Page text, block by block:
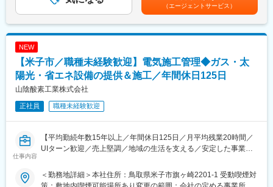
*対象施設：新築住宅、一般住宅リフォーム、古民家改修等
*対象エリア：鳥取県、島根県がメインですが、一部、山陽地方、
関東、関西、九州のオーダーが入ることがあります。その際は、
山陰酸素工業では、お客様一人ひとりのライフスタイルに合わせ
た住まいづくりを大切にしています。新築住宅だけでなく、住ま
き、建築技術者として多彩な経験を積める環境です。
（エージェントサービス）
NEW
【米子市／職種未経験歓迎】電気施工管理◆ガス・太
陽光・省エネ設備の提供＆施工／年間休日125日
山陰酸素工業株式会社
正社員 職種未経験歓迎
仕事内容
【平均勤続年数15年以上／年間休日125日／月平均残業20時間／
UIターン歓迎／売上堅調／地域の生活を支える／安定した事業基
■当社について：
＜勤務地詳細＞本社住所：鳥取県米子市旗ヶ崎2201-1 受動喫煙対